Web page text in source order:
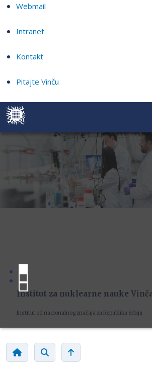
Webmail
Intranet
Kontakt
Pitajte Vinču
Institut za nuklearne nauke
Institut od nacionalnog značaja za Republiku Srbiju